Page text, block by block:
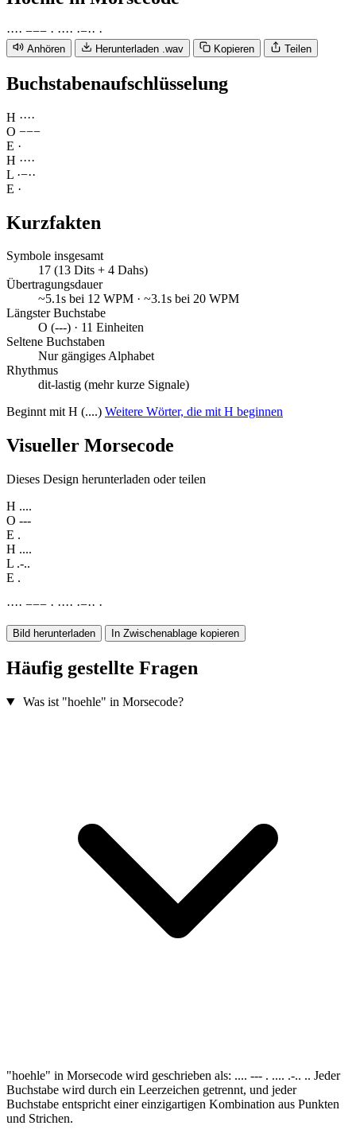
···· −−− · ···· ·−·· ·
Anhören Herunterladen .wav Kopieren Teilen
Buchstabenaufschlüsselung
H ····
O −−−
E ·
H ····
L ·−··
E ·
Kurzfakten
Symbole insgesamt
17 (13 Dits + 4 Dahs)
Übertragungsdauer
~5.1s bei 12 WPM · ~3.1s bei 20 WPM
Längster Buchstabe
O (---) · 11 Einheiten
Seltene Buchstaben
Nur gängiges Alphabet
Rhythmus
dit-lastig (mehr kurze Signale)
Beginnt mit H (....) Weitere Wörter, die mit H beginnen
Visueller Morsecode
Dieses Design herunterladen oder teilen
H ....
O ---
E .
H ....
L .-..
E .
···· −−− · ···· ·−·· ·
Bild herunterladen In Zwischenablage kopieren
Häufig gestellte Fragen
Was ist "hoehle" in Morsecode?
"hoehle" in Morsecode wird geschrieben als: .... --- . .... .-.. .. Jeder
Buchstabe wird durch ein Leerzeichen getrennt, und jeder
Buchstabe entspricht einer einzigartigen Kombination aus Punkten
und Strichen.